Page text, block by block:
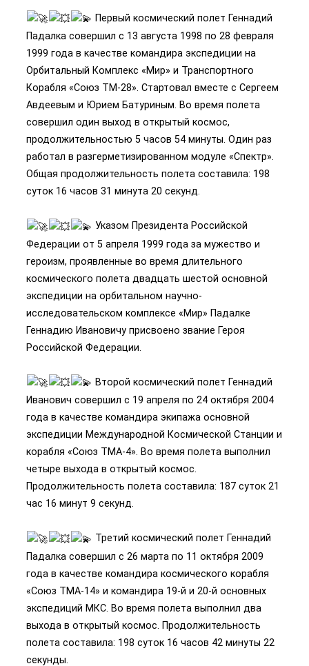
Первый космический полет Геннадий
Падалка совершил с 13 августа 1998 по 28 февраля
1999 года в качестве командира экспедиции на
Орбитальный Комплекс «Мир» и Транспортного
Корабля «Союз ТМ­-28». Стартовал вместе с Сергеем
Авдеевым и Юрием Батуриным. Во время полета
совершил один выход в открытый космос,
продолжительностью 5 часов 54 минуты. Один раз
работал в разгерметизированном модуле «Спектр».
Общая продолжительность полета составила: 198
суток 16 часов 31 минута 20 секунд.
Указом Президента Российской
Федерации от 5 апреля 1999 года за мужество и
героизм, проявленные во время длительного
космического полета двадцать шестой основной
экспедиции на орбитальном научно­
исследовательском комплексе «Мир» Падалке
Геннадию Ивановичу присвоено звание Героя
Российской Федерации.
Второй космический полет Геннадий
Иванович совершил с 19 апреля по 24 октября 2004
года в качестве командира экипажа основной
экспедиции Международной Космической Станции и
корабля «Союз ТМА­-4». Во время полета выполнил
четыре выхода в открытый космос.
Продолжительность полета составила: 187 суток 21
час 16 минут 9 секунд.
Третий космический полет Геннадий
Падалка совершил с 26 марта по 11 октября 2009
года в качестве командира космического корабля
«Союз ТМА-­14» и командира 19­-й и 20­-й основных
экспедиций МКС. Во время полета выполнил два
выхода в открытый космос. Продолжительность
полета составила: 198 суток 16 часов 42 минуты 22
секунды.